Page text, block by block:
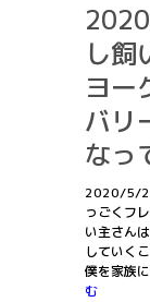
し飼
ヨー
バリ
なっ
2020/5/
っごくフ
い主さん
していく
僕を家族
む